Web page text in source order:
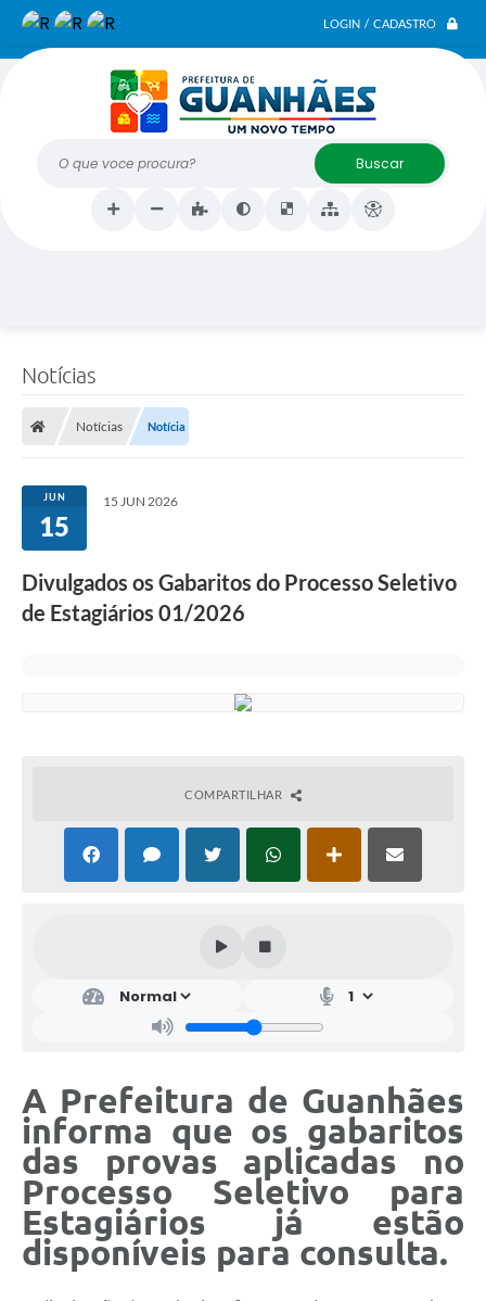
LOGIN / CADASTRO
O que voce procura?
Notícias
Notícias Notícia
JUN
15
15 JUN 2026
Divulgados os Gabaritos do Processo Seletivo
de Estagiários 01/2026
COMPARTILHAR
A Prefeitura de Guanhães
informa que os gabaritos
das provas aplicadas no
Processo Seletivo para
Estagiários já estão
disponíveis para consulta.